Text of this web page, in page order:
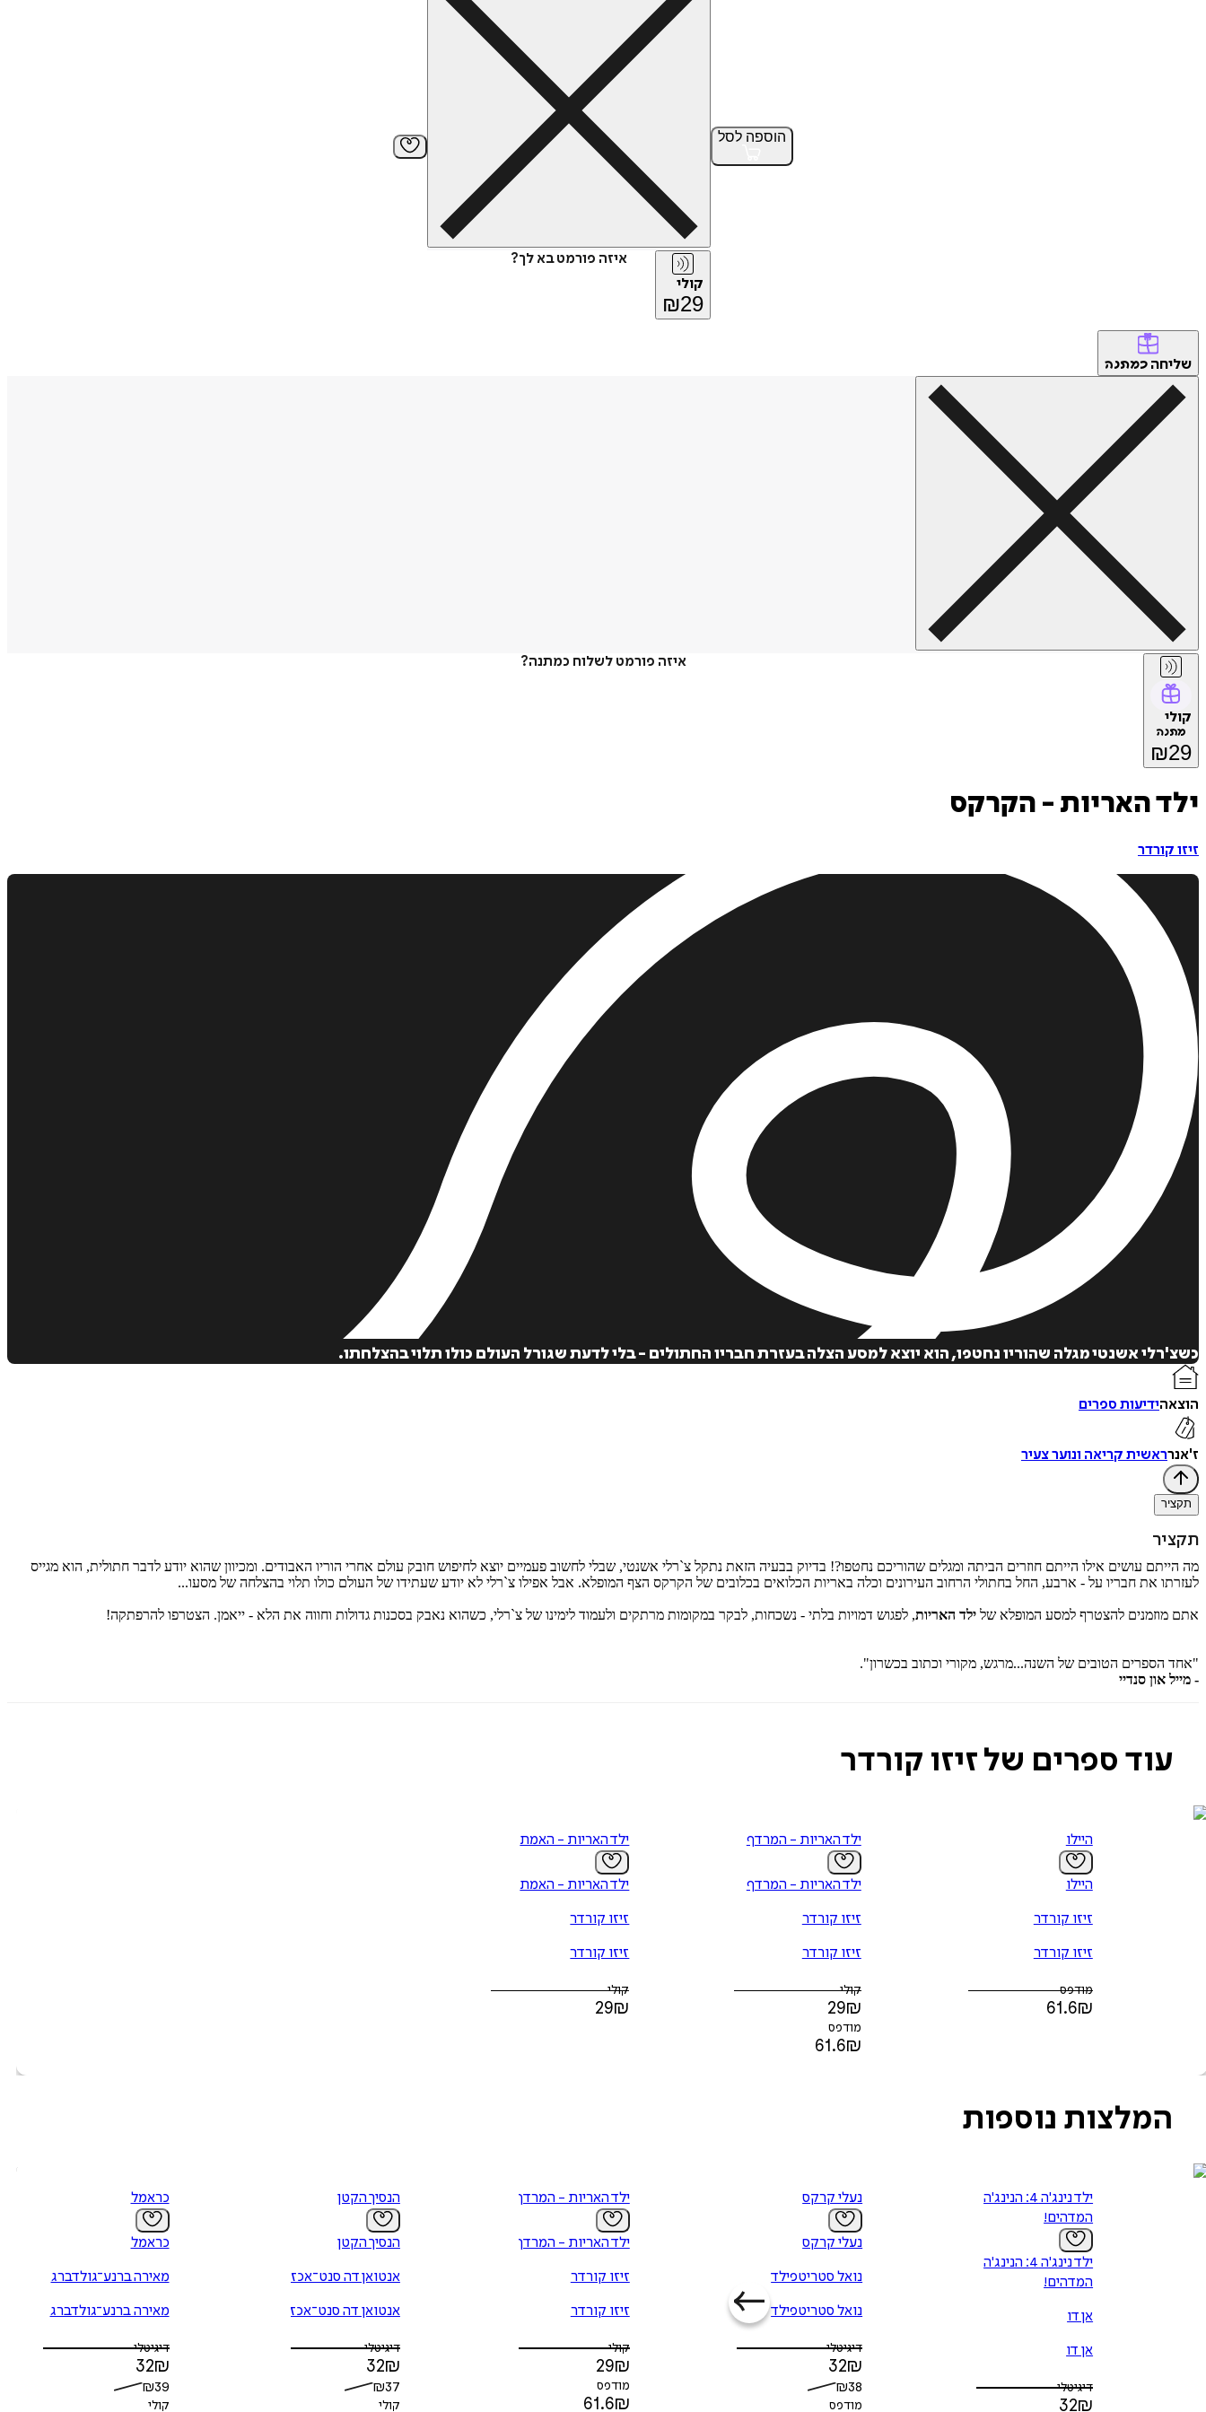
הוספה לסל
איזה פורמט בא לך?
קולי
₪29
שליחה כמתנה
איזה פורמט לשלוח כמתנה?
קולי
מתנה
₪29
ילד האריות - הקרקס
זיזו קורדר
כשצ'רלי אשנטי מגלה שהוריו נחטפו, הוא יוצא למסע הצלה בעזרת חבריו החתולים - בלי לדעת שגורל העולם כולו תלוי בהצלחתו.
הוצאהידיעות ספרים
ז'אנרראשית קריאה ונוער צעיר
תקציר
תקציר
מה הייתם עושים אילו הייתם חוזרים הביתה ומגלים שהוריכם נחטפו?! בדיוק בבעיה הזאת נתקל צ`רלי אשנטי, שבלי לחשוב פעמיים יוצא לחיפוש חובק עולם אחרי הוריו האבודים. ומכיוון שהוא יודע לדבר חתולית, הוא מגייס
לעזרתו את חבריו על - ארבע, החל בחתולי הרחוב העירונים וכלה באריות הכלואים בכלובים של הקרקס הצף המופלא. אבל אפילו צ`רלי לא יודע שעתידו של העולם כולו תלוי בהצלחה של מסעו...
אתם מוזמנים להצטרף למסע המופלא של ילד האריות, לפגוש דמויות בלתי - נשכחות, לבקר במקומות מרתקים ולעמוד לימינו של צ`רלי, כשהוא נאבק בסכנות גדולות וחווה את הלא - ייאמן. הצטרפו להרפתקה!
"אחד הספרים הטובים של השנה...מרגש, מקורי וכתוב בכשרון".
- מייל און סנדיי
עוד ספרים של זיזו קורדר
היילו
היילו
זיזו קורדר
זיזו קורדר
מודפס
61.6₪
ילד האריות - המרדף
ילד האריות - המרדף
זיזו קורדר
זיזו קורדר
קולי
29₪
מודפס
61.6₪
ילד האריות - האמת
ילד האריות - האמת
זיזו קורדר
זיזו קורדר
קולי
29₪
המלצות נוספות
ילד נינג'ה 4: הנינג'ה
המדהים!
ילד נינג'ה 4: הנינג'ה
המדהים!
אן דו
אן דו
דיגיטלי
32₪
נעלי קרקס
נעלי קרקס
נואל סטריטפילד
נואל סטריטפילד
דיגיטלי
32₪
₪38
מודפס
ילד האריות - המרדף
ילד האריות - המרדף
זיזו קורדר
זיזו קורדר
קולי
29₪
מודפס
61.6₪
הנסיך הקטן
הנסיך הקטן
אנטואן דה סנט־אכזופרי
אנטואן דה סנט־אכזופרי
דיגיטלי
32₪
₪37
קולי
כראמל
כראמל
מאירה ברנע־גולדברג
מאירה ברנע־גולדברג
דיגיטלי
32₪
₪39
קולי